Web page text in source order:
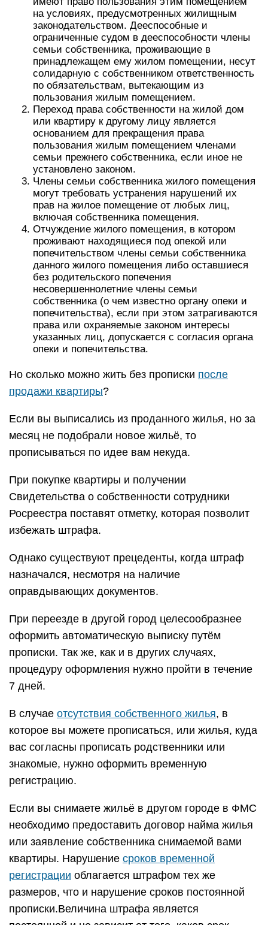
на условиях, предусмотренных жилищным
законодательством. Дееспособные и
ограниченные судом в дееспособности члены
семьи собственника, проживающие в
принадлежащем ему жилом помещении, несут
солидарную с собственником ответственность
по обязательствам, вытекающим из
пользования жилым помещением.
Переход права собственности на жилой дом
или квартиру к другому лицу является
основанием для прекращения права
пользования жилым помещением членами
семьи прежнего собственника, если иное не
установлено законом.
Члены семьи собственника жилого помещения
могут требовать устранения нарушений их
прав на жилое помещение от любых лиц,
включая собственника помещения.
Отчуждение жилого помещения, в котором
проживают находящиеся под опекой или
попечительством члены семьи собственника
данного жилого помещения либо оставшиеся
без родительского попечения
несовершеннолетние члены семьи
собственника (о чем известно органу опеки и
попечительства), если при этом затрагиваются
права или охраняемые законом интересы
указанных лиц, допускается с согласия органа
опеки и попечительства.
Но сколько можно жить без прописки после
продажи квартиры?
Если вы выписались из проданного жилья, но за
месяц не подобрали новое жильё, то
прописываться по идее вам некуда.
При покупке квартиры и получении
Свидетельства о собственности сотрудники
Росреестра поставят отметку, которая позволит
избежать штрафа.
Однако существуют прецеденты, когда штраф
назначался, несмотря на наличие
оправдывающих документов.
При переезде в другой город целесообразнее
оформить автоматическую выписку путём
прописки. Так же, как и в других случаях,
процедуру оформления нужно пройти в течение
7 дней.
В случае отсутствия собственного жилья, в
которое вы можете прописаться, или жилья, куда
вас согласны прописать родственники или
знакомые, нужно оформить временную
регистрацию.
Если вы снимаете жильё в другом городе в ФМС
необходимо предоставить договор найма жилья
или заявление собственника снимаемой вами
квартиры. Нарушение сроков временной
регистрации облагается штрафом тех же
размеров, что и нарушение сроков постоянной
прописки.Величина штрафа является